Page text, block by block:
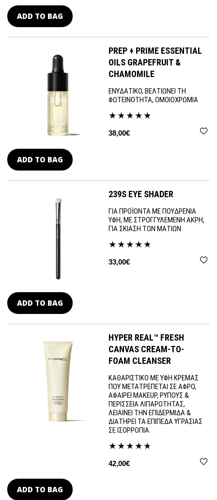
ADD TO BAG
PREP + PRIME ESSENTIAL
OILS GRAPEFRUIT &
CHAMOMILE
ΕΝΥΔΑΤΙΚΟ, ΒΕΛΤΙΩΝΕΙ ΤΗ
ΦΩΤΕΙΝΟΤΗΤΑ, ΟΜΟΙΟΧΡΩΜΙΑ
38,00€
ADD TO BAG
239S EYE SHADER
ΓΙΑ ΠΡΟΪΟΝΤΑ ΜΕ ΠΟΥΔΡΕΝΙΑ
ΥΦΗ, ΜΕ ΣΤΡΟΓΓΥΛΕΜΕΝΗ ΑΚΡΗ,
ΓΙΑ ΣΚΙΑΣΗ ΤΩΝ ΜΑΤΙΩΝ
33,00€
ADD TO BAG
HYPER REAL™ FRESH
CANVAS CREAM-TO-
FOAM CLEANSER
ΚΑΘΑΡΙΣΤΙΚΟ ΜΕ ΥΦΗ ΚΡΕΜΑΣ
ΠΟΥ ΜΕΤΑΤΡΕΠΕΤΑΙ ΣΕ ΑΦΡΟ,
ΑΦΑΙΡΕΙ MAKEUP, ΡΥΠΟΥΣ &
ΠΕΡΙΣΣΕΙΑ ΛΙΠΑΡΟΤΗΤΑΣ,
ΛΕΙΑΙΝΕΙ ΤΗΝ ΕΠΙΔΕΡΜΙΔΑ &
ΔΙΑΤΗΡΕΙ ΤΑ ΕΠΙΠΕΔΑ ΥΓΡΑΣΙΑΣ
ΣΕ ΙΣΟΡΡΟΠΙΑ
42,00€
ADD TO BAG